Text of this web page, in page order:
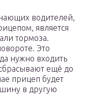
водителей,
является
тормоза.
Это
нужно входить
ещё до
прицеп будет
в другую